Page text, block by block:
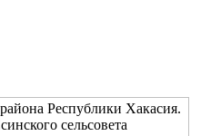
Республики Хакасия.
сельсовета